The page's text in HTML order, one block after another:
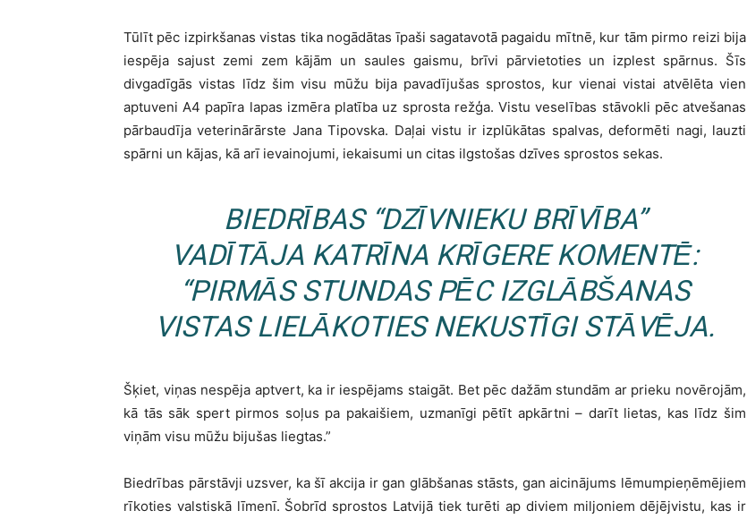
Tūlīt pēc izpirkšanas vistas tika nogādātas īpaši sagatavotā pagaidu mītnē, kur tām pirmo reizi bija
iespēja sajust zemi zem kājām un saules gaismu, brīvi pārvietoties un izplest spārnus. Šīs
divgadīgās vistas līdz šim visu mūžu bija pavadījušas sprostos, kur vienai vistai atvēlēta vien
aptuveni A4 papīra lapas izmēra platība uz sprosta režģa. Vistu veselības stāvokli pēc atvešanas
pārbaudīja veterinārārste Jana Tipovska. Daļai vistu ir izplūkātas spalvas, deformēti nagi, lauzti
spārni un kājas, kā arī ievainojumi, iekaisumi un citas ilgstošas dzīves sprostos sekas.
BIEDRĪBAS “DZĪVNIEKU BRĪVĪBA”
VADĪTĀJA KATRĪNA KRĪGERE KOMENTĒ:
“PIRMĀS STUNDAS PĒC IZGLĀBŠANAS
VISTAS LIELĀKOTIES NEKUSTĪGI STĀVĒJA.
Šķiet, viņas nespēja aptvert, ka ir iespējams staigāt. Bet pēc dažām stundām ar prieku novērojām,
kā tās sāk spert pirmos soļus pa pakaišiem, uzmanīgi pētīt apkārtni – darīt lietas, kas līdz šim
viņām visu mūžu bijušas liegtas.”
Biedrības pārstāvji uzsver, ka šī akcija ir gan glābšanas stāsts, gan aicinājums lēmumpieņēmējiem
rīkoties valstiskā līmenī. Šobrīd sprostos Latvijā tiek turēti ap diviem miljoniem dējējvistu, kas ir